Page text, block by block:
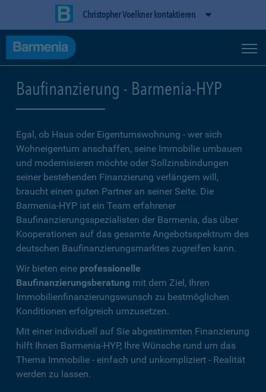
Christopher Voelkner kontaktieren
Baufinanzierung - Barmenia-HYP
Egal, ob Haus oder Eigentumswohnung - wer sich
Wohneigentum anschaffen, seine Immobilie umbauen
und modernisieren möchte oder Sollzinsbindungen
seiner bestehenden Finanzierung verlängern will,
braucht einen guten Partner an seiner Seite. Die
Barmenia-HYP ist ein Team erfahrener
Baufinanzierungsspezialisten der Barmenia, das über
Kooperationen auf das gesamte Angebotsspektrum des
deutschen Baufinanzierungsmarktes zugreifen kann.
Wir bieten eine professionelle
Baufinanzierungsberatung mit dem Ziel, Ihren
Immobilienfinanzierungswunsch zu bestmöglichen
Konditionen erfolgreich umzusetzen.
Mit einer individuell auf Sie abgestimmten Finanzierung
hilft Ihnen Barmenia-HYP, Ihre Wünsche rund um das
Thema Immobilie - einfach und unkompliziert - Realität
werden zu lassen.